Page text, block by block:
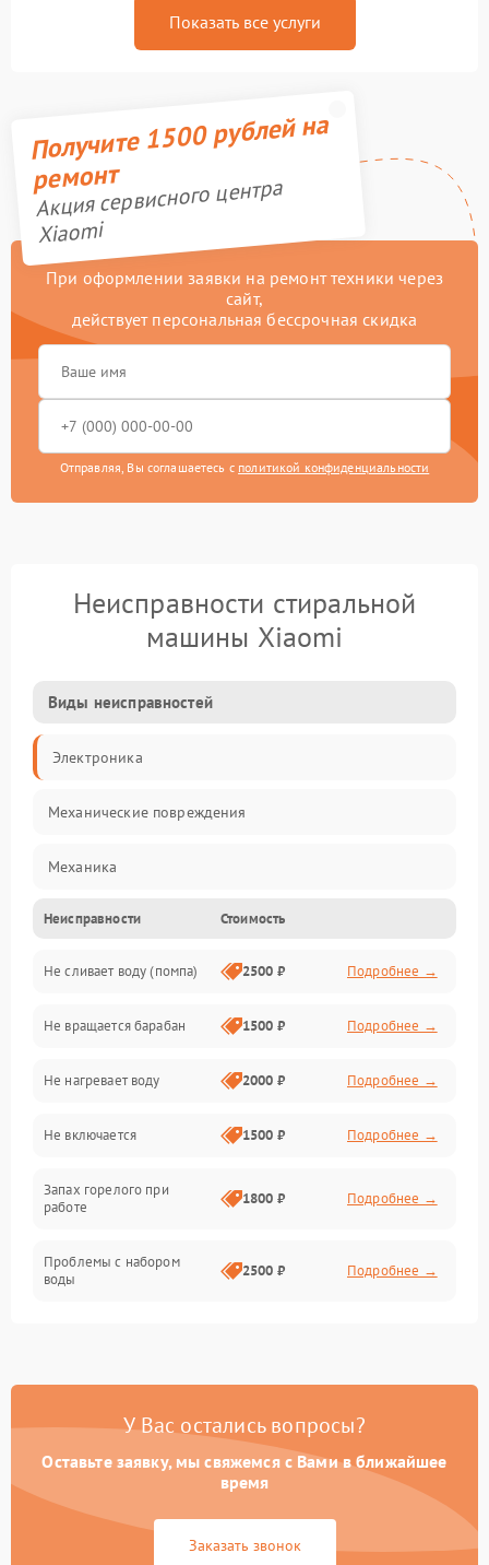
Показать все услуги
Получите 1500 рублей на
ремонт
Акция сервисного центра
Xiaomi
При оформлении заявки на ремонт техники через
сайт,
действует персональная бессрочная скидка
Отправляя, Вы соглашаетесь с политикой конфиденциальности
Неисправности стиральной
машины Xiaomi
Виды неисправностей
Электроника
Механические повреждения
Механика
Электропитание
Водоснабжение
Слив
Программное обеспечение
Неисправности Стоимость
Не сливает воду (помпа) 2500 ₽ Подробнее →
Не вращается барабан 1500 ₽ Подробнее →
Не нагревает воду 2000 ₽ Подробнее →
Не включается 1500 ₽ Подробнее →
Запах горелого при
работе
1800 ₽ Подробнее →
Проблемы с набором
воды
2500 ₽ Подробнее →
Замена платы управления 2200 ₽ Подробнее →
У Вас остались вопросы?
Оставьте заявку, мы свяжемся с Вами в ближайшее
время
Заказать звонок